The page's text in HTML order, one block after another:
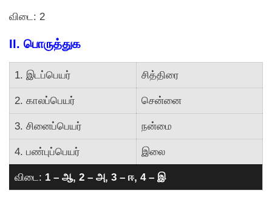
விடை: 2
II. பொருத்துக
1. இடப்பெயர் சித்திரை
2. காலப்பெயர் சென்னை
3. சினைப்பெயர் நன்மை
4. பண்புப்பெயர் இலை
விடை: 1 – ஆ, 2 – அ, 3 – ஈ, 4 – இ